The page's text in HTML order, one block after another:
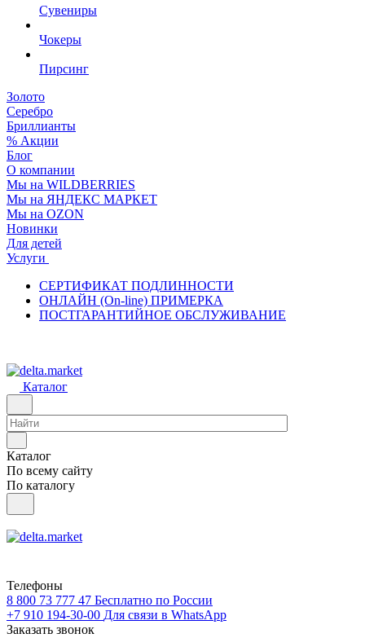
Сувениры
Чокеры
Пирсинг
Золото
Серебро
Бриллианты
% Акции
Блог
О компании
Мы на WILDBERRIES
Мы на ЯНДЕКС МАРКЕТ
Мы на OZON
Новинки
Для детей
Услуги
СЕРТИФИКАТ ПОДЛИННОСТИ
ОНЛАЙН (On-line) ПРИМЕРКА
ПОСТГАРАНТИЙНОЕ ОБСЛУЖИВАНИЕ
Каталог
Каталог
По всему сайту
По каталогу
Телефоны
8 800 73 777 47 Бесплатно по России
+7 910 194-30-00 Для связи в WhatsApp
Заказать звонок